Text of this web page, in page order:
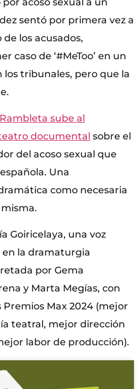
sentó por primera vez a
los acusados,
caso de ‘#MeToo’ en un
los tribunales, pero que la
sube al
documental sobre el
del acoso sexual que
Una
como necesaria
Goiricelaya, una voz
la dramaturgia
por Gema
y Marta Megías, con
Max 2024 (mejor
teatral, mejor dirección
labor de producción).